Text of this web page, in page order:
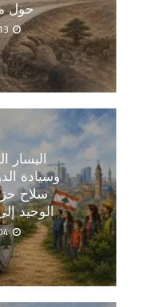
حول
اليسار
وسيادة
سلاح
الوحيد